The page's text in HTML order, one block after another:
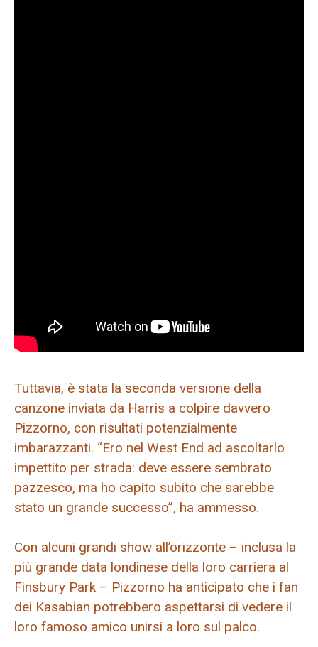
Tuttavia, è stata la seconda versione della
canzone inviata da Harris a colpire davvero
Pizzorno, con risultati potenzialmente
imbarazzanti. “Ero nel West End ad ascoltarlo
impettito per strada: deve essere sembrato
pazzesco, ma ho capito subito che sarebbe
stato un grande successo”, ha ammesso.
Con alcuni grandi show all’orizzonte – inclusa la
più grande data londinese della loro carriera al
Finsbury Park – Pizzorno ha anticipato che i fan
dei Kasabian potrebbero aspettarsi di vedere il
loro famoso amico unirsi a loro sul palco.